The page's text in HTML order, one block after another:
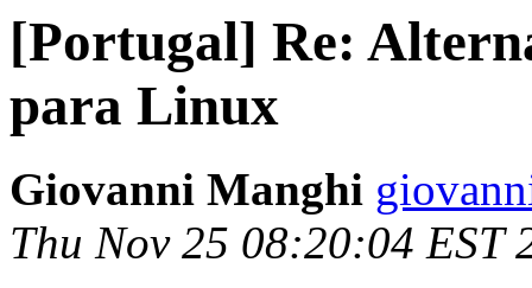
[Portugal] Re:
para Linux
Giovanni Manghi
Thu Nov 25 08:20:04 EST